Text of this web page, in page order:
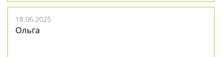
18.06.2025
Ольга